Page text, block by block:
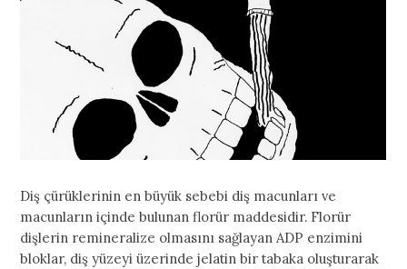
Diş çürüklerinin en büyük sebebi diş macunları ve
macunların içinde bulunan florür maddesidir. Florür
dişlerin remineralize olmasını sağlayan ADP enzimini
bloklar, diş yüzeyi üzerinde jelatin bir tabaka oluşturarak